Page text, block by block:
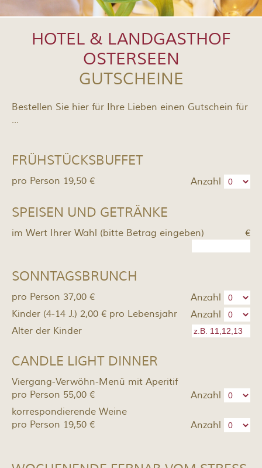
HOTEL & LANDGASTHOF
OSTERSEEN
GUTSCHEINE
Bestellen Sie hier für Ihre Lieben einen Gutschein für
...
FRÜHSTÜCKSBUFFET
pro Person 19,50 € Anzahl
SPEISEN UND GETRÄNKE
im Wert Ihrer Wahl (bitte Betrag eingeben) €
SONNTAGSBRUNCH
pro Person 37,00 €
Anzahl
Kinder (4-14 J.) 2,00 € pro Lebensjahr
Anzahl
Alter der Kinder
CANDLE LIGHT DINNER
Viergang-Verwöhn-Menü mit Aperitif
pro Person 55,00 €
Anzahl
korrespondierende Weine
pro Person 19,50 €
Anzahl